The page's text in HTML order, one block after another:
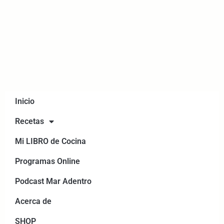
Inicio
Recetas
Mi LIBRO de Cocina
Programas Online
Podcast Mar Adentro
Acerca de
SHOP